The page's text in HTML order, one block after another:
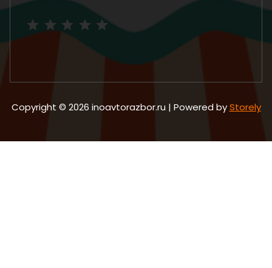
Copyright © 2026 inoavtorazbor.ru | Powered byStorely